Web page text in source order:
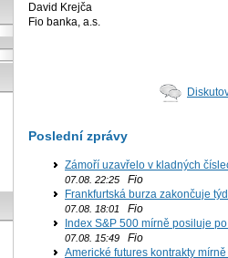
David Krejča
Fio banka, a.s.
Poslední zprávy
Zámoří uzavřelo v kladných
07.08. 22:25 Fio
Frankfurtská burza zakončuje
07.08. 18:01
Fio
Index S&P 500 mírně posiluje
07.08. 15:49 Fio
Americké futures kontrakty